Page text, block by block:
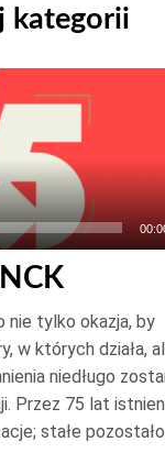
kategorii
nie tylko okazja, by
w których działa,
niedługo
Przez 75 lat
stałe pozostało